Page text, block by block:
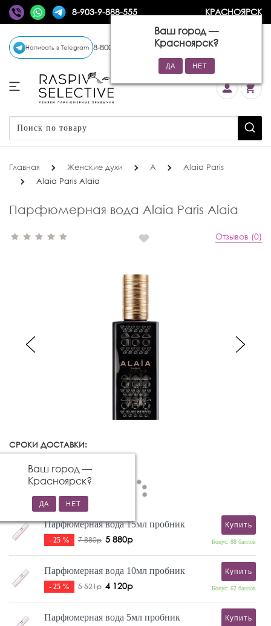
8-903-9-888-555 КРАСНОЯРСК
Ваш город —
Красноярск?
Написать в Telegram 8-800-770-72-34 (бесплатно)
Главная Женские духи A
Alaia Paris
Alaia Paris Alaia
Парфюмерная вода Alaia Paris Alaia
Отзывов (0)
СРОКИ ДОСТАВКИ:
Ваш город —
Красноярск?
Парфюмерная вода 15мл пробник
- 25 % 7 880р 5 880р
Купить
Бонус: 88 баллов
Парфюмерная вода 10мл пробник
- 25 % 5 521р 4 120р
Купить
Бонус: 62 баллов
Парфюмерная вода 5мл пробник Купить